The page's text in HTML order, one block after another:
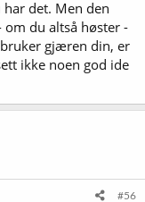
det. Men den
du altså høster -
gjæren din, er
ikke noen god ide
#56